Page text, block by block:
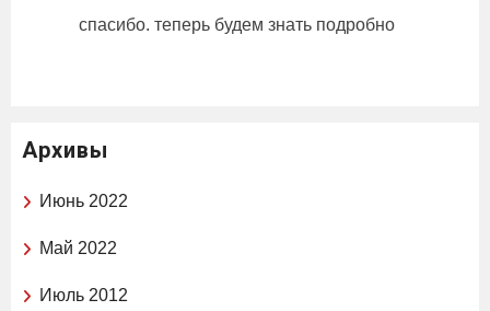
спасибо. теперь будем знать подробно
Архивы
Июнь 2022
Май 2022
Июль 2012